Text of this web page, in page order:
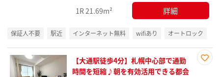
1R 21.69m² 詳細
保証人不要 駅近 インターネット無料 wifiあり オートロック
【大通駅徒歩4分】札幌中心部で通勤
時間を短縮♪朝を有効活用できる都会